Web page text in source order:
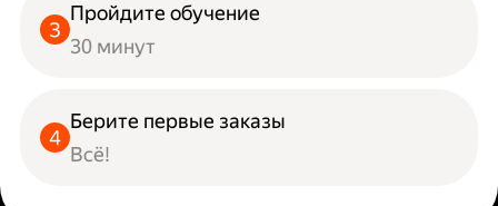
Пройдите обучение
30 минут
Берите первые заказы
Всё!